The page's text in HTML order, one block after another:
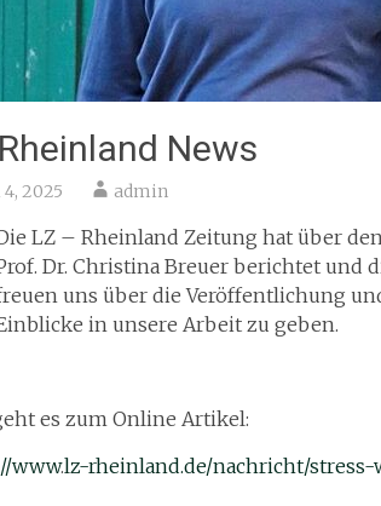
News
4, 2025 admin
LZ – Rheinland Zeitung hat über
Dr. Christina Breuer berichtet und
uns über die Veröffentlichung
in unsere Arbeit zu geben.
es zum Online Artikel:
www.lz-rheinland.de/nachricht/stress-